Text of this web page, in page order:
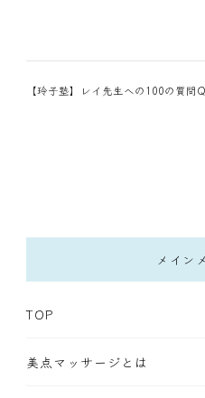
【玲子塾】レイ先生への100の質問
メイン
TOP
美点マッサージとは